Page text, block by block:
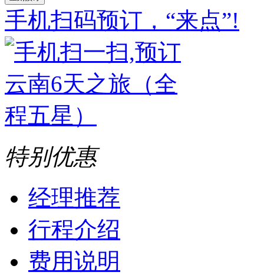
手机扫码预订，“来点”!
特别优惠
经理推荐
行程介绍
费用说明